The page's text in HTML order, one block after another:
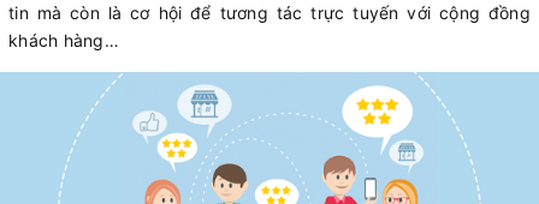
tin mà còn là cơ hội để tương tác trực tuyến với cộng đồng
khách hàng…